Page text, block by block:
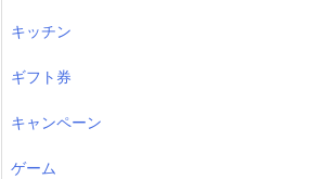
キッチン
ギフト券
キャンペーン
ゲーム